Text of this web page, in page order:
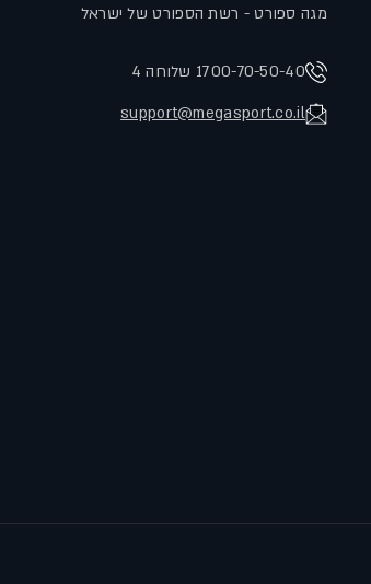
מגה ספורט - רשת הספורט של ישראל
1700-70-50-40 שלוחה 4
support@megasport.co.il